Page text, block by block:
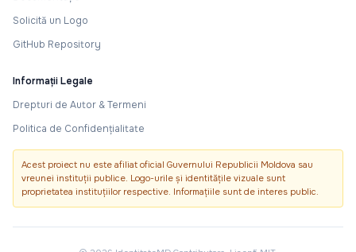
Solicită un Logo
GitHub Repository
Informații Legale
Drepturi de Autor & Termeni
Politica de Confidențialitate
Acest proiect nu este afiliat oficial Guvernului Republicii Moldova sau
vreunei instituții publice. Logo-urile și identitățile vizuale sunt
proprietatea instituțiilor respective. Informațiile sunt de interes public.